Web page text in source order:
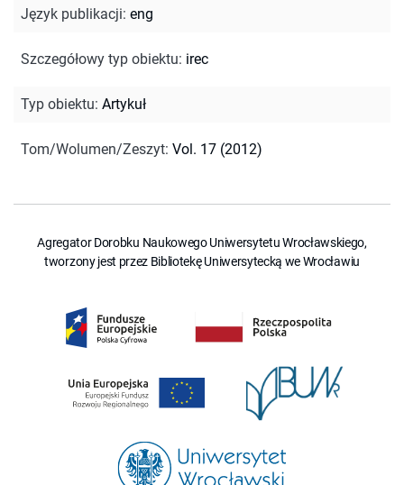
Język publikacji: eng
Szczegółowy typ obiektu: irec
Typ obiektu: Artykuł
Tom/Wolumen/Zeszyt: Vol. 17 (2012)
Agregator Dorobku Naukowego Uniwersytetu Wrocławskiego,
tworzony jest przez Bibliotekę Uniwersytecką we Wrocławiu